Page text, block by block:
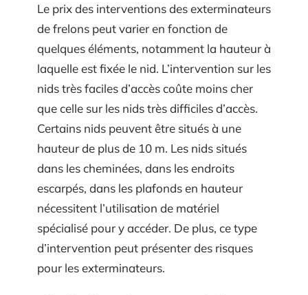
Le prix des interventions des exterminateurs
de frelons peut varier en fonction de
quelques éléments, notamment la hauteur à
laquelle est fixée le nid. L’intervention sur les
nids très faciles d’accès coûte moins cher
que celle sur les nids très difficiles d’accès.
Certains nids peuvent être situés à une
hauteur de plus de 10 m. Les nids situés
dans les cheminées, dans les endroits
escarpés, dans les plafonds en hauteur
nécessitent l’utilisation de matériel
spécialisé pour y accéder. De plus, ce type
d’intervention peut présenter des risques
pour les exterminateurs.